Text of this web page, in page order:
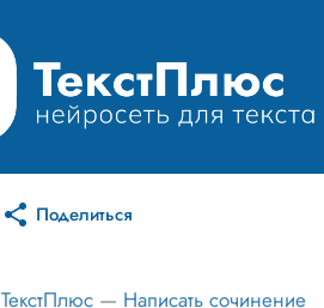
Поделиться
ТекстПлюс — Написать сочинение